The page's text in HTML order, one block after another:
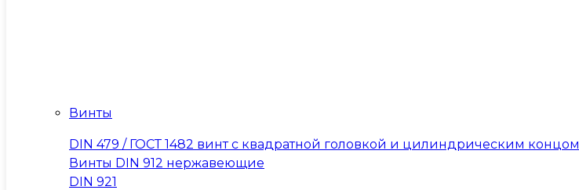
Винты
DIN 479 / ГОСТ 1482 винт с квадратной головкой и цилиндрическим концом
Винты DIN 912 нержавеющие
DIN 921